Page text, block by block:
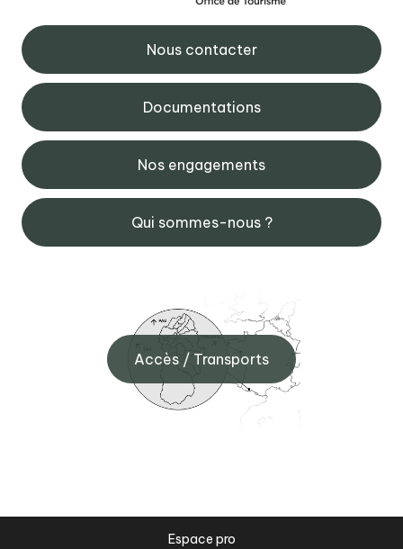
Nous contacter
Documentations
Nos engagements
Qui sommes-nous ?
Accès / Transports
Espace pro